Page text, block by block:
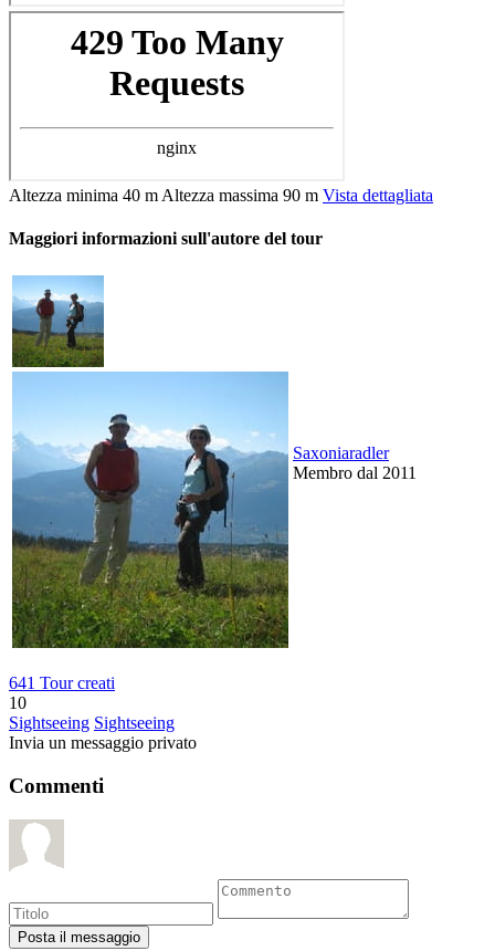
Altezza minima 40 m Altezza massima 90 m Vista dettagliata
Maggiori informazioni sull'autore del tour
Saxoniaradler
Membro dal 2011
641 Tour creati
10
Sightseeing Sightseeing
Invia un messaggio privato
Commenti